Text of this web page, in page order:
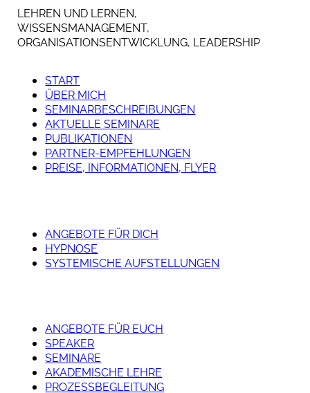
LEHREN UND LERNEN,
WISSENSMANAGEMENT,
ORGANISATIONSENTWICKLUNG, LEADERSHIP
START
ÜBER MICH
SEMINARBESCHREIBUNGEN
AKTUELLE SEMINARE
PUBLIKATIONEN
PARTNER-EMPFEHLUNGEN
PREISE, INFORMATIONEN, FLYER
ANGEBOTE FÜR DICH
HYPNOSE
SYSTEMISCHE AUFSTELLUNGEN
ANGEBOTE FÜR EUCH
SPEAKER
SEMINARE
AKADEMISCHE LEHRE
PROZESSBEGLEITUNG